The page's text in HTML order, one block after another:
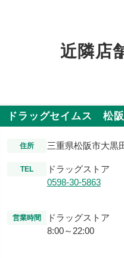
近隣店
ドラッグセイムス 松
住所 三重県松阪市大黒
TEL
ドラッグストア
0598-30-5863
営業時間
ドラッグストア
8:00～22:00